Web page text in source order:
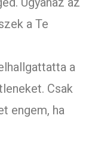
a Te
a
Csak
engem, ha